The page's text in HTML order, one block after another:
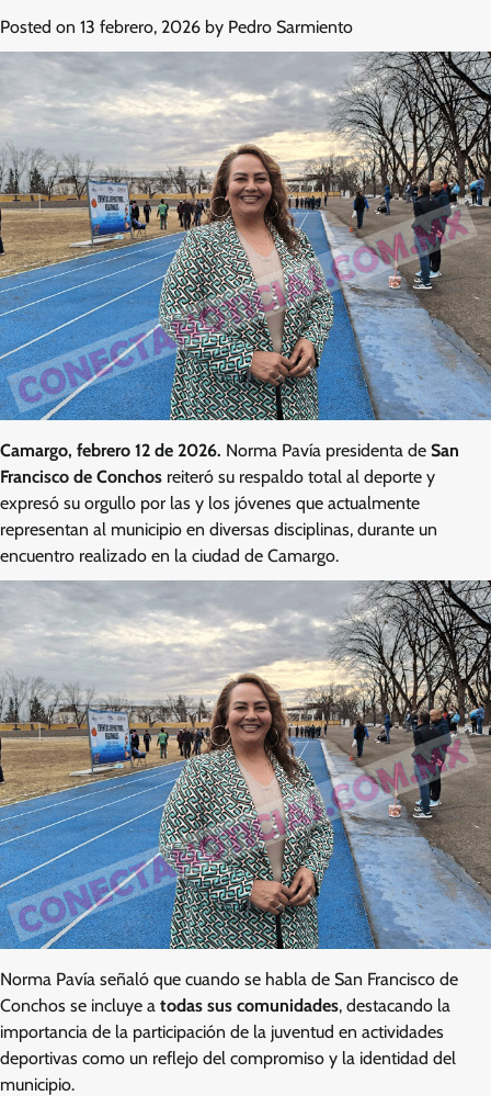
Posted on 13 febrero, 2026 by Pedro Sarmiento
Camargo, febrero 12 de 2026. Norma Pavía presidenta de San
Francisco de Conchos reiteró su respaldo total al deporte y
expresó su orgullo por las y los jóvenes que actualmente
representan al municipio en diversas disciplinas, durante un
encuentro realizado en la ciudad de Camargo.
Norma Pavía señaló que cuando se habla de San Francisco de
Conchos se incluye a todas sus comunidades, destacando la
importancia de la participación de la juventud en actividades
deportivas como un reflejo del compromiso y la identidad del
municipio.